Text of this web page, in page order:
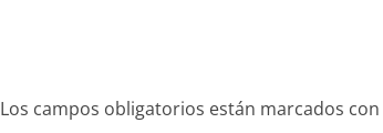
Los campos obligatorios están marcados con